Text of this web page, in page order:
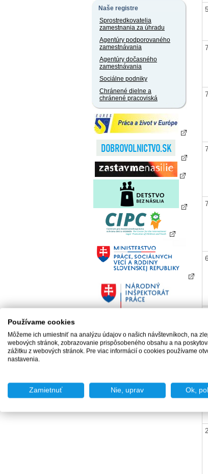
Naše registre
Sprostredkovatelia
zamestnania za úhradu
Agentúry podporovaného
zamestnávania
Agentúry dočasného
zamestnávania
Sociálne podniky
Chránené dielne a
chránené pracoviská
Používame cookies
Môžeme ich umiestniť na analýzu údajov o našich návštevníkoch, na
webových stránok, zobrazovanie prispôsobeného obsahu a na
zážitku z webových stránok. Pre viac informácií o cookies používame
nastavenia.
Zamietnuť Nie, uprav Ok,